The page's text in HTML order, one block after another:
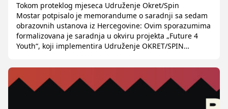
Tokom proteklog mjeseca Udruženje Okret/Spin
Mostar potpisalo je memorandume o saradnji sa sedam
obrazovnih ustanova iz Hercegovine: Ovim sporazumima
formalizovana je saradnja u okviru projekta „Future 4
Youth“, koji implementira Udruženje OKRET/SPIN
Eberth Stiftung fondacije. Projekat se realizira u Bosni i
Hercegovini i Srbiji, s ciljem da podrži više od 6.000
mladih u […]